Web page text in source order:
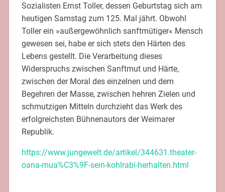
Sozialisten Ernst Toller, dessen Geburtstag sich am
heutigen Samstag zum 125. Mal jährt. Obwohl
Toller ein »außergewöhnlich sanftmütiger« Mensch
gewesen sei, habe er sich stets den Härten des
Lebens gestellt. Die Verarbeitung dieses
Widerspruchs zwischen Sanftmut und Härte,
zwischen der Moral des einzelnen und dem
Begehren der Masse, zwischen hehren Zielen und
schmutzigen Mitteln durchzieht das Werk des
erfolgreichsten Bühnenautors der Weimarer
Republik.
https://www.jungewelt.de/artikel/344631.theater-
oana-mua%C3%9F-sein-kohlrabi-herhalten.html